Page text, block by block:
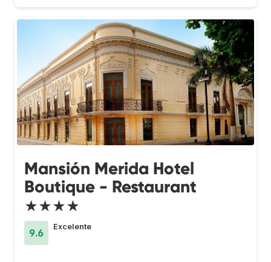
Mansión Merida Hotel
Boutique - Restaurant
★★★★
9.6
Excelente